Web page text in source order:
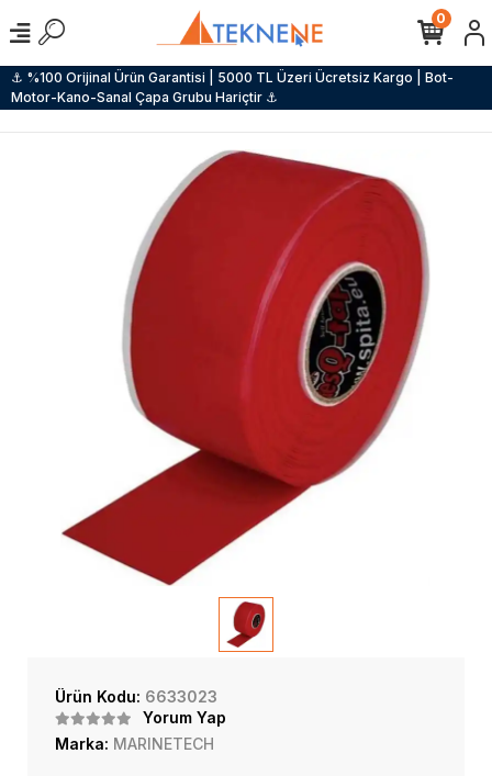
⚓ %100 Orijinal Ürün Garantisi | 5000 TL Üzeri Ücretsiz Kargo | Bot-
Motor-Kano-Sanal Çapa Grubu Hariçtir ⚓
0
Ürün Kodu: 6633023
Yorum Yap
Marka: MARINETECH